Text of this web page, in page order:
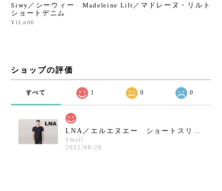
Siwy／シーウィー Madeleine Lilt／マドレーヌ・リルト
ショートデニム
¥13,600
ショップの評価
すべて 1 0 0
Small
2021/08/28